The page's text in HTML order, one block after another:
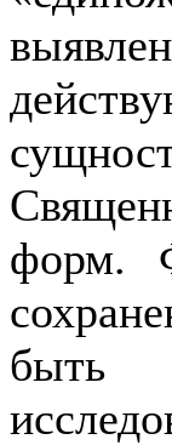
форм.
быть